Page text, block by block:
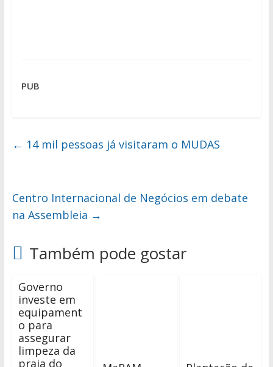
PUB
← 14 mil pessoas já visitaram o MUDAS
Centro Internacional de Negócios em debate
na Assembleia →
Também pode gostar
Governo
investe em
equipament
o para
assegurar
limpeza da
praia do